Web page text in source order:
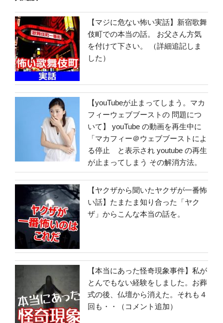
【マジに危ない怖い実話】新宿歌舞
伎町での本当の話。 お父さん方気
を付けて下さい。 （詳細追記しま
した）
【youTubeが止まってしまう。マカ
フィーウェブブーストの 問題につ
いて】 youTube の動画を再生中に
「マカフィー＠ウェブブーストによ
る停止 と表示され youtube の再生
が止まってしまう その解消方法。
【ヤクザから聞いたヤクザが一番怖
い話】たまたま知り合った「ヤク
ザ」からこんな本当の話を。
【本当にあった怪奇現象事件】私が
とんでもない経験をしました。お葬
式の後、仏壇から消えた。それも４
回も・・（コメント追加）